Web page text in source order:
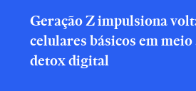
Geração Z impulsiona
celulares básicos em meio
detox digital